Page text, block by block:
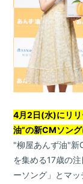
4月2日(水)にリリ
油”の新CMソング
"柳屋あんず油"新
を集める17歳の
ーソング」とマ